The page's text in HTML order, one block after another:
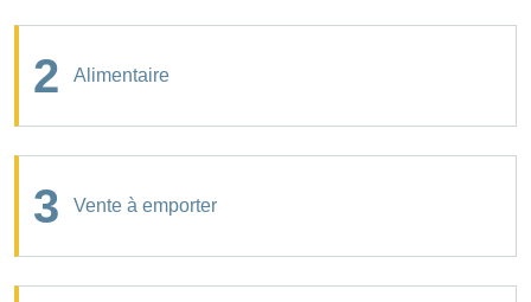
2 Alimentaire
3 Vente à emporter